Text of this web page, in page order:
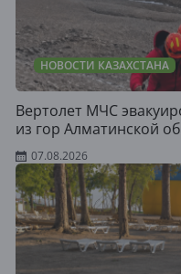
НОВОСТИ КАЗАХСТАНА
Вертолет МЧС
из гор Алматинской
07.08.2026